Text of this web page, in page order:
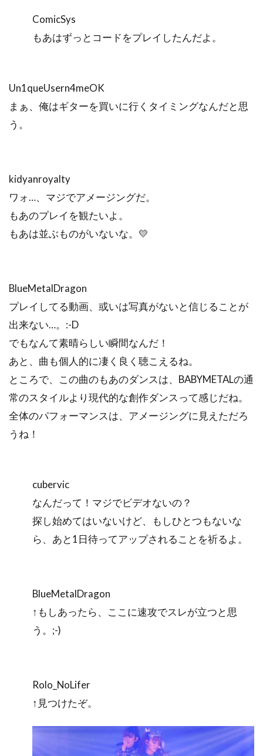
ComicSys
もあはずっとコードをプレイしたんだよ。
Un1queUsern4meOK
まぁ、俺はギターを買いに行くタイミングなんだと思
う。
kidyanroyalty
ワォ…、マジでアメージングだ。
もあのプレイを観たいよ。
もあは並ぶものがいないな。💛
BlueMetalDragon
プレイしてる動画、或いは写真がないと信じることが
出来ない…。:-D
でもなんて素晴らしい瞬間なんだ！
あと、曲も個人的に凄く良く聴こえるね。
ところで、この曲のもあのダンスは、BABYMETALの通
常のスタイルより現代的な創作ダンスって感じだね。
全体のパフォーマンスは、アメージングに見えただろ
うね！
cubervic
なんだって！マジでビデオないの？
探し始めてはいないけど、もしひとつもないな
ら、あと1日待ってアップされることを祈るよ。
BlueMetalDragon
↑もしあったら、ここに速攻でスレが立つと思
う。;-)
Rolo_NoLifer
↑見つけたぞ。